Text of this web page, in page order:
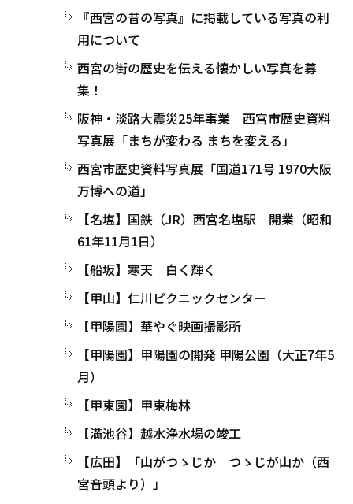
『西宮の昔の写真』に掲載している写真の利
用について
西宮の街の歴史を伝える懐かしい写真を募
集！
阪神・淡路大震災25年事業 西宮市歴史資料
写真展「まちが変わる まちを変える」
西宮市歴史資料写真展「国道171号 1970大阪
万博への道」
【名塩】国鉄（JR）西宮名塩駅 開業（昭和
61年11月1日）
【船坂】寒天 白く輝く
【甲山】仁川ピクニックセンター
【甲陽園】華やぐ映画撮影所
【甲陽園】甲陽園の開発 甲陽公園（大正7年5
月）
【甲東園】甲東梅林
【満池谷】越水浄水場の竣工
【広田】「山がつゝじか つゝじが山か（西
宮音頭より）」